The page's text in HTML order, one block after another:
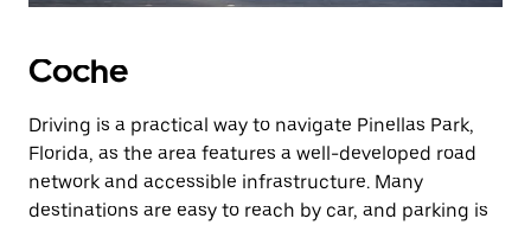
Coche
Driving is a practical way to navigate Pinellas Park,
Florida, as the area features a well-developed road
network and accessible infrastructure. Many
destinations are easy to reach by car, and parking is